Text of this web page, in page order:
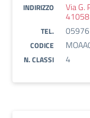
INDIRIZZO Via G.
41058
TEL.
CODICE
N. CLASSI 4